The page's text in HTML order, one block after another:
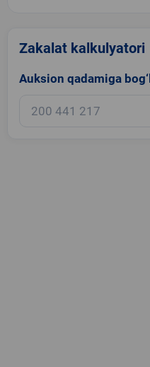
Zakalat kalkulyatori
Auksion qadamiga